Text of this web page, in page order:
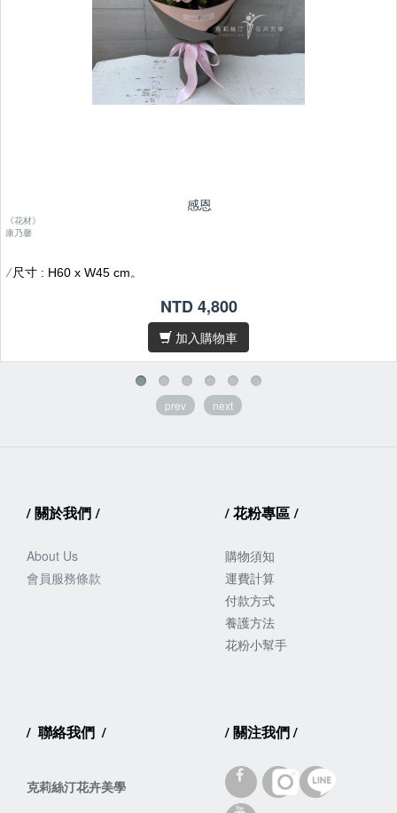
感恩
《花材》
康乃馨
/尺寸 : H60 x W45 cm。
因花材為天然素材，故無法規格化，作品無法與目錄照片完全相同，
/卡片內容字數五十字內，請於
下單後在備註欄位填寫
NTD 4,800
加入購物車
prev next
/關於我們/
About Us
會員服務條款
/花粉專區/
購物須知
運費計算
付款方式
養護方法
花粉小幫手
/ 聯絡我們 /
克莉絲汀花卉美學
/關注我們/